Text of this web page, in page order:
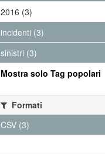
2016 (3)
incidenti (3)
sinistri (3)
Mostra solo Tag popolari
Formati
CSV (3)